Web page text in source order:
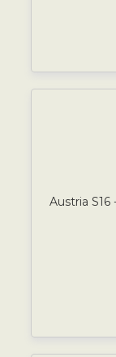
Austria